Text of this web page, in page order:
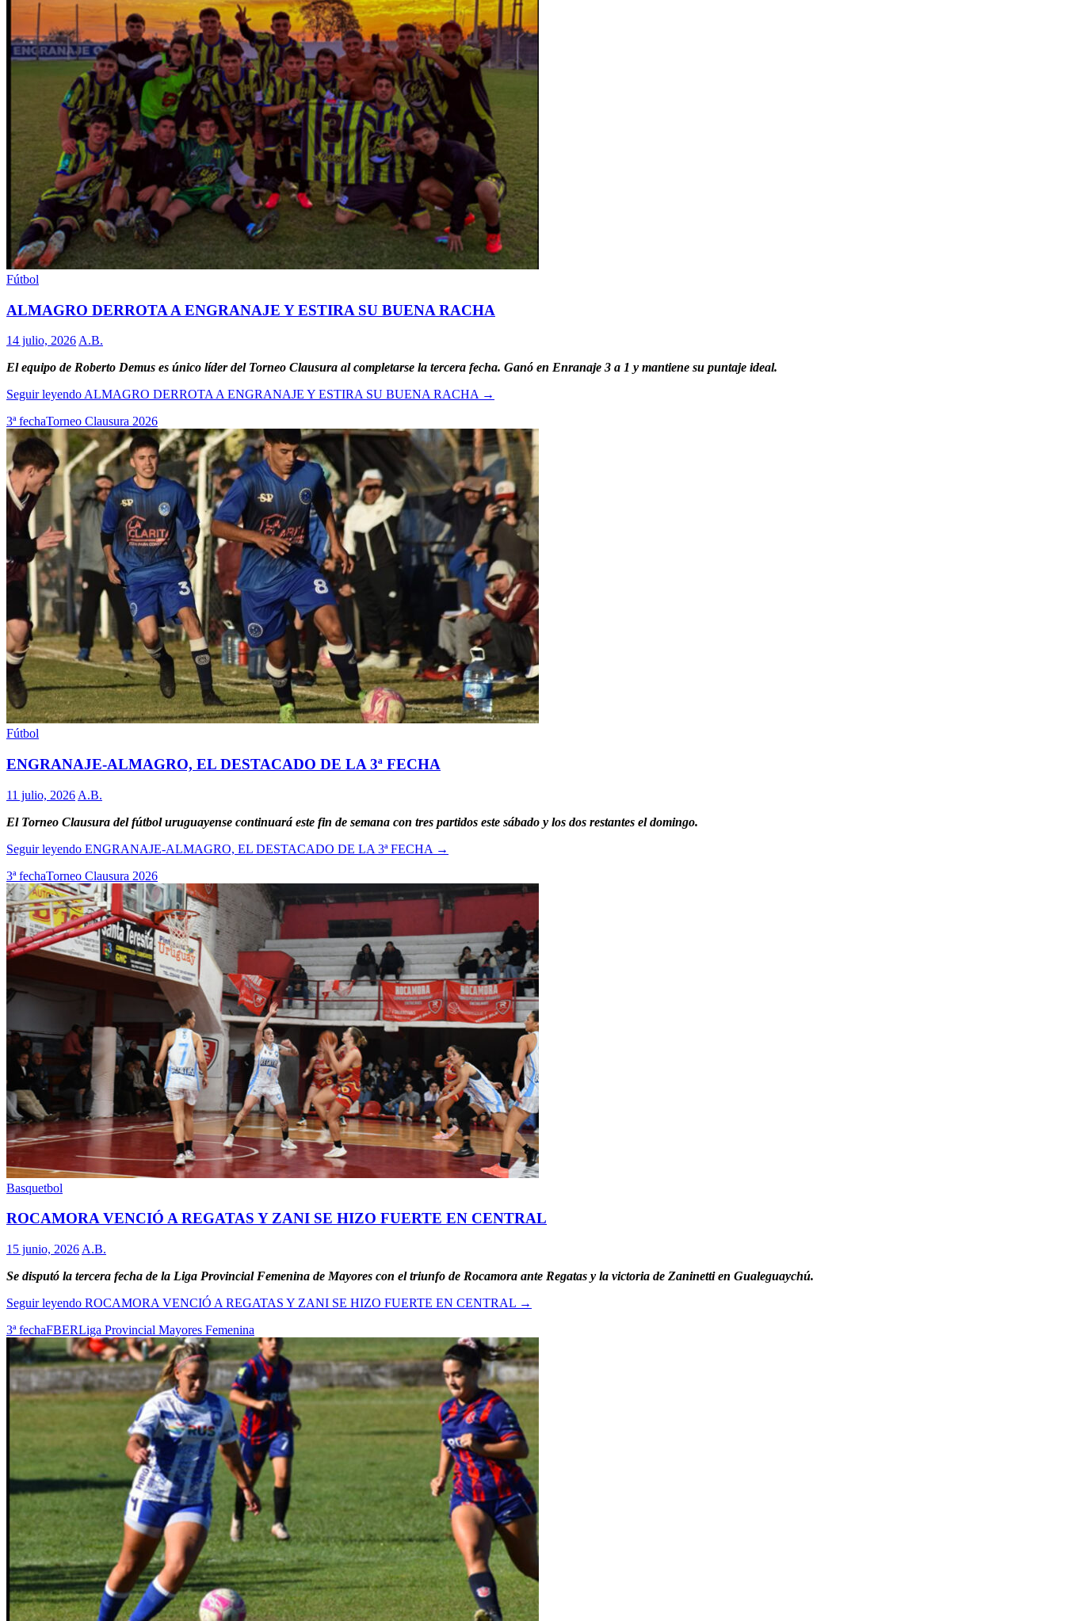
Fútbol
ALMAGRO DERROTA A ENGRANAJE Y ESTIRA SU BUENA RACHA
14 julio, 2026 A.B.
El equipo de Roberto Demus es único líder del Torneo Clausura al completarse la tercera fecha. Ganó en Enranaje 3 a 1 y mantiene su puntaje ideal.
Seguir leyendo ALMAGRO DERROTA A ENGRANAJE Y ESTIRA SU BUENA RACHA →
3ª fechaTorneo Clausura 2026
Fútbol
ENGRANAJE-ALMAGRO, EL DESTACADO DE LA 3ª FECHA
11 julio, 2026 A.B.
El Torneo Clausura del fútbol uruguayense continuará este fin de semana con tres partidos este sábado y los dos restantes el domingo.
Seguir leyendo ENGRANAJE-ALMAGRO, EL DESTACADO DE LA 3ª FECHA →
3ª fechaTorneo Clausura 2026
Basquetbol
ROCAMORA VENCIÓ A REGATAS Y ZANI SE HIZO FUERTE EN CENTRAL
15 junio, 2026 A.B.
Se disputó la tercera fecha de la Liga Provincial Femenina de Mayores con el triunfo de Rocamora ante Regatas y la victoria de Zaninetti en Gualeguaychú.
Seguir leyendo ROCAMORA VENCIÓ A REGATAS Y ZANI SE HIZO FUERTE EN CENTRAL →
3ª fechaFBERLiga Provincial Mayores Femenina